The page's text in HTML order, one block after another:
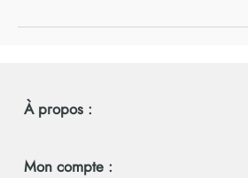
À propos :
Mon compte :